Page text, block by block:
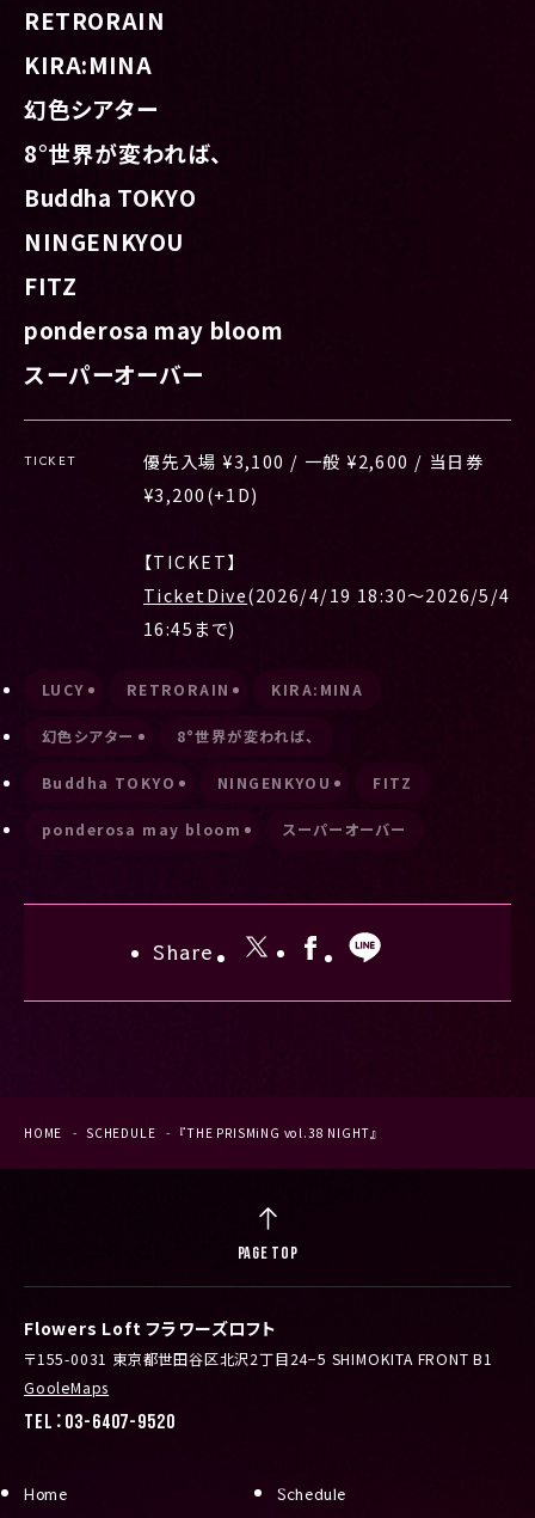
RETRORAIN
KIRA:MINA
幻色シアター
8°世界が変われば、
Buddha TOKYO
NINGENKYOU
FITZ
ponderosa may bloom
スーパーオーバー
TICKET
優先入場 ¥3,100 / 一般 ¥2,600 / 当日券
¥3,200(+1D)
【TICKET】
TicketDive(2026/4/19 18:30〜2026/5/4
16:45まで)
LUCY RETRORAIN KIRA:MINA
幻色シアター 8°世界が変われば、
Buddha TOKYO NINGENKYOU FITZ
ponderosa may bloom スーパーオーバー
Share
HOME SCHEDULE 『THE PRISMiNG vol.38 NIGHT』
Flowers Loft フラワーズロフト
〒155-0031 東京都世田谷区北沢2丁目24−5 SHIMOKITA FRONT B1
GooleMaps
TEL：03-6407-9520
Home Schedule
PAGE TOP